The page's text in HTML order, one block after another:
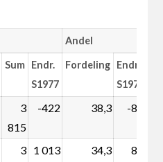
Andel
Sum Endr.
S1977
Fordeling Endr.
S1977
3
815
-422 38,3 -8,1
3 1 013 34,3 8,0